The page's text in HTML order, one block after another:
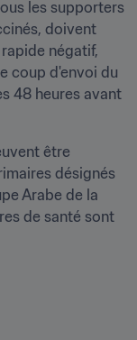
les supporters
doivent
négatif,
coup d'envoi du
48 heures avant
être
désignés
Arabe de la
de santé sont